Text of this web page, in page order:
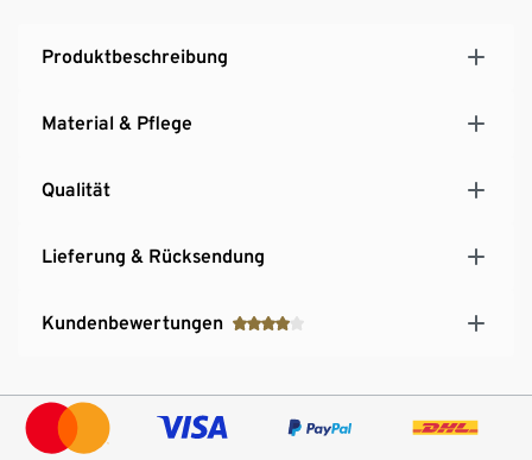
Produktbeschreibung
Material & Pflege
Qualität
Lieferung & Rücksendung
Kundenbewertungen